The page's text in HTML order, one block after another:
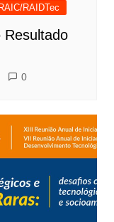
RAIC/RAIDTec
Resultado
0